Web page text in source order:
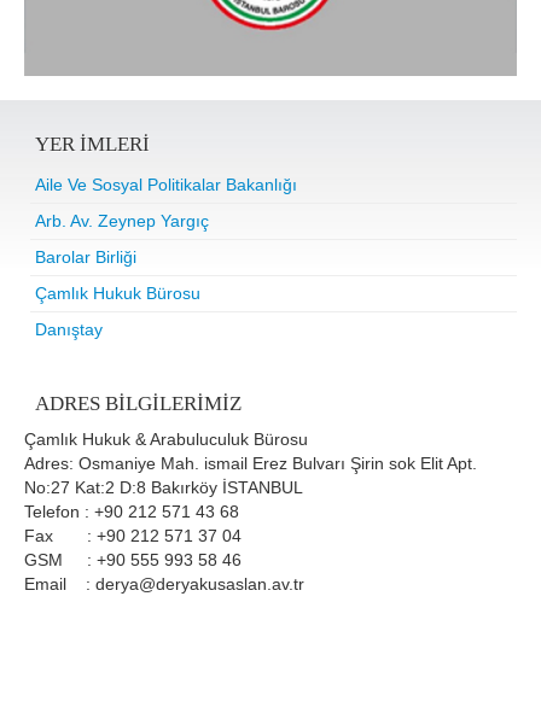
YER IMLERI
Aile Ve Sosyal Politikalar Bakanlığı
Arb. Av. Zeynep Yargıç
Barolar Birliği
Çamlık Hukuk Bürosu
Danıştay
ADRES BILGILERIMIZ
Çamlık Hukuk & Arabuluculuk Bürosu
Adres: Osmaniye Mah. ismail Erez Bulvarı Şirin sok Elit Apt.
No:27 Kat:2 D:8 Bakırköy İSTANBUL
Telefon : +90 212 571 43 68
Fax : +90 212 571 37 04
GSM : +90 555 993 58 46
Email : derya@deryakusaslan.av.tr